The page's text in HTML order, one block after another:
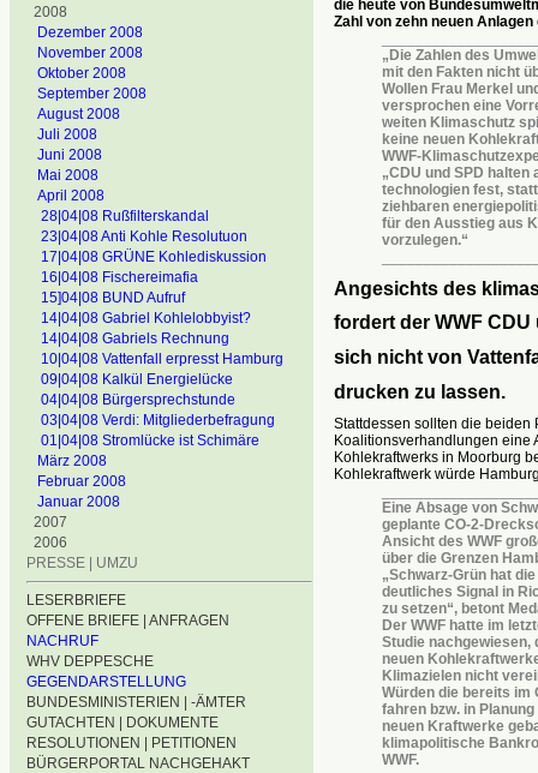
2008
Dezember 2008
November 2008
Oktober 2008
September 2008
August 2008
Juli 2008
Juni 2008
Mai 2008
April 2008
28|04|08 Rußfilterskandal
23|04|08 Anti Kohle Resolutuon
17|04|08 GRÜNE Kohlediskussion
16|04|08 Fischereimafia
15]04|08 BUND Aufruf
14|04|08 Gabriel Kohlelobbyist?
14|04|08 Gabriels Rechnung
10|04|08 Vattenfall erpresst Hamburg
09|04|08 Kalkül Energielücke
04|04|08 Bürgersprechstunde
03|04|08 Verdi: Mitgliederbefragung
01|04|08 Stromlücke ist Schimäre
März 2008
Februar 2008
Januar 2008
2007
2006
PRESSE | UMZU
LESERBRIEFE
OFFENE BRIEFE | ANFRAGEN
NACHRUF
WHV DEPPESCHE
GEGENDARSTELLUNG
BUNDESMINISTERIEN | -ÄMTER
GUTACHTEN | DOKUMENTE
RESOLUTIONEN | PETITIONEN
BÜRGERPORTAL NACHGEHAKT
die heute von
Zahl von zehn neuen
„Die Zahlen des
mit den Fakten nicht
Wollen Frau Merkel
versprochen eine
weiten Klimaschutz
keine neuen
WWF-
„CDU und SPD halten
technologien fest,
ziehbaren
für den Ausstieg aus
vorzulegen.“
Angesichts des
fordert der WWF
sich nicht von
drucken zu lassen.
Stattdessen sollten die beiden
Koalitionsverhandlungen eine
Kohlekraftwerks in Moorburg
Kohlekraftwerk würde
Eine Absage von
geplante CO-2-
Ansicht des WWF
über die Grenzen
„Schwarz-Grün hat
deutliches Signal in
zu setzen“, betont
Der WWF hatte im
Studie nachgewiesen,
neuen
Klimazielen nicht
Würden die bereits im
fahren bzw. in
neuen Kraftwerke
klimapolitische
WWF.